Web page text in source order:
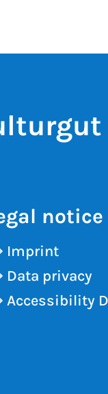
notice
Imprint
Data privacy
Accessibility